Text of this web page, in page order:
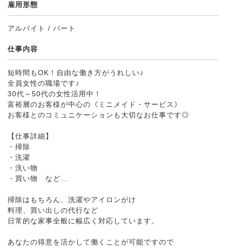
雇用形態
アルバイト / パート
仕事内容
短時間もOK！自由な働き方がうれしい♪
全員女性の職場です♪
30代～50代の女性活用中！
富裕層のお客様が中心の《ミニメイド・サービス》
お客様とのコミュニケーションも大切なお仕事です◎
【仕事詳細】
・掃除
・洗濯
・洗い物
・買い物 など…
掃除はもちろん、洗濯やアイロンがけ
料理、買い出しの代行など
日常的な家事全般に幅広く対応しています。
あなたの得意を活かして働くことが可能ですので